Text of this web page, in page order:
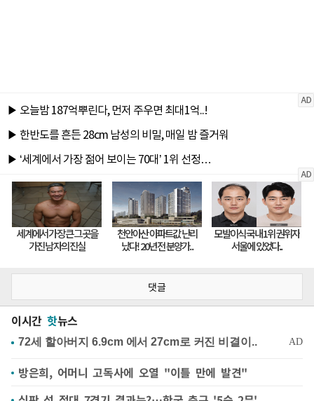
댓글
이시간 핫뉴스
방은희, 어머니 고독사에 오열 "이틀 만에 발견"